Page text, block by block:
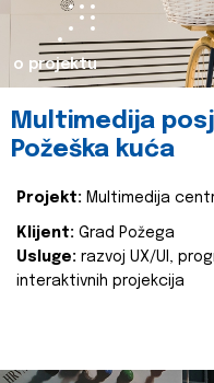
o projektu
Multimedija
Požeška kuća
Projekt: Multimedija
Klijent: Grad Požega
Usluge: razvoj UX/UI,
interaktivnih projekcija